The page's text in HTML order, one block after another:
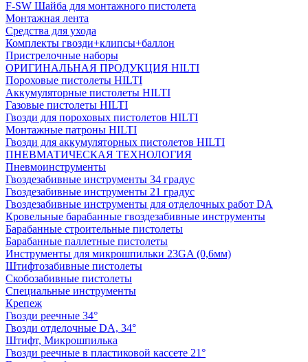
F-SW Шайба для монтажного пистолета
Монтажная лента
Средства для ухода
Комплекты гвозди+клипсы+баллон
Пристрелочные наборы
ОРИГИНАЛЬНАЯ ПРОДУКЦИЯ HILTI
Пороховые пистолеты HILTI
Аккумуляторные пистолеты HILTI
Газовые пистолеты HILTI
Гвозди для пороховых пистолетов HILTI
Монтажные патроны HILTI
Гвозди для аккумуляторных пистолетов HILTI
ПНЕВМАТИЧЕСКАЯ ТЕХНОЛОГИЯ
Пневмоинструменты
Гвоздезабивные инструменты 34 градус
Гвоздезабивные инструменты 21 градус
Гвоздезабивные инструменты для отделочных работ DA
Кровельные барабанные гвоздезабивные инструменты
Барабанные строительные пистолеты
Барабанные паллетные пистолеты
Инструменты для микрошпильки 23GA (0,6мм)
Штифтозабивные пистолеты
Скобозабивные пистолеты
Специальные инструменты
Крепеж
Гвозди реечные 34°
Гвозди отделочные DA, 34°
Штифт, Микрошпилька
Гвозди реечные в пластиковой кассете 21°